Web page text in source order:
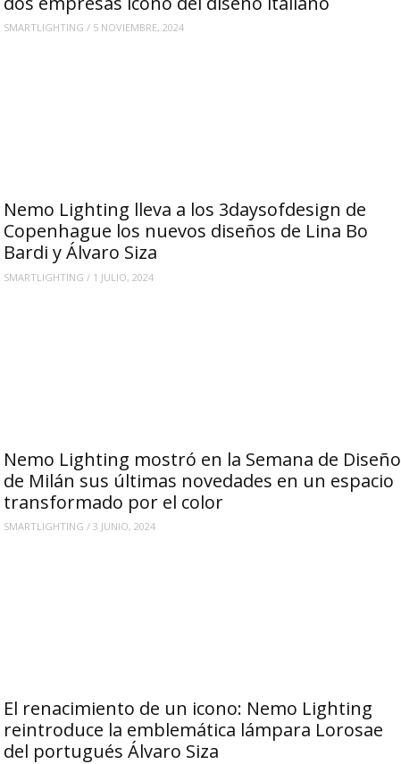
SMARTLIGHTING / 5 NOVIEMBRE, 2024
Nemo Lighting lleva a los 3daysofdesign de
Copenhague los nuevos diseños de Lina Bo
Bardi y Álvaro Siza
SMARTLIGHTING / 1 JULIO, 2024
Nemo Lighting mostró en la Semana de Diseño
de Milán sus últimas novedades en un espacio
transformado por el color
SMARTLIGHTING / 3 JUNIO, 2024
El renacimiento de un icono: Nemo Lighting
reintroduce la emblemática lámpara Lorosae
del portugués Álvaro Siza